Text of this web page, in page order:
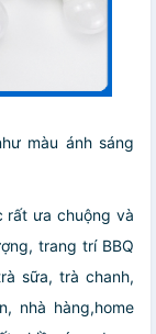
màu ánh sáng
rất ưa chuộng và
trang trí BBQ
sữa, trà chanh,
nhà hàng,home